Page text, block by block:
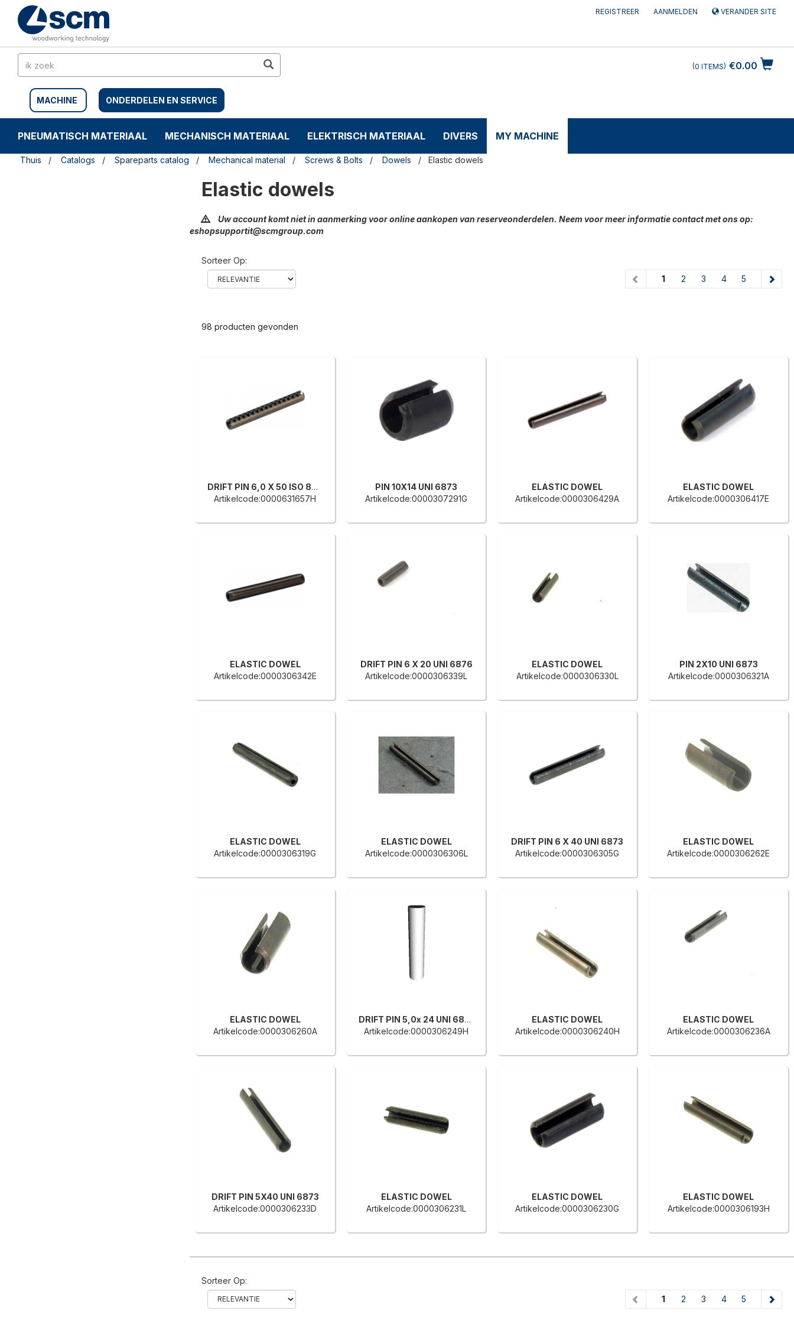
Doorgaan
artikel
navigatiemenu
REGISTREER AANMELDEN VERANDER SITE
MACHINE ONDERDELEN EN SERVICE
€0.00
0 ITEMS
PNEUMATISCH MATERIAAL MECHANISCH MATERIAAL ELEKTRISCH MATERIAAL DIVERS MY MACHINE
Thuis Catalogs Spareparts catalog Mechanical material Screws & Bolts Dowels Elastic dowels
Elastic dowels
Uw account komt niet in aanmerking voor online aankopen van reserveonderdelen. Neem voor meer informatie contact met ons op:
eshopsupportit@scmgroup.com
Sorteer Op:
1 (current)
2 3 4 5
98 producten gevonden
DRIFT PIN 6,0 X 50 ISO 8752
Artikelcode:0000631657H
PIN 10X14 UNI 6873
Artikelcode:0000307291G
ELASTIC DOWEL
Artikelcode:0000306429A
ELASTIC DOWEL
Artikelcode:0000306417E
ELASTIC DOWEL
Artikelcode:0000306342E
DRIFT PIN 6 X 20 UNI 6876
Artikelcode:0000306339L
ELASTIC DOWEL
Artikelcode:0000306330L
PIN 2X10 UNI 6873
Artikelcode:0000306321A
ELASTIC DOWEL
Artikelcode:0000306319G
ELASTIC DOWEL
Artikelcode:0000306306L
DRIFT PIN 6 X 40 UNI 6873
Artikelcode:0000306305G
ELASTIC DOWEL
Artikelcode:0000306262E
ELASTIC DOWEL
Artikelcode:0000306260A
DRIFT PIN 5,0x 24 UNI 6873
Artikelcode:0000306249H
ELASTIC DOWEL
Artikelcode:0000306240H
ELASTIC DOWEL
Artikelcode:0000306236A
DRIFT PIN 5X40 UNI 6873
Artikelcode:0000306233D
ELASTIC DOWEL
Artikelcode:0000306231L
ELASTIC DOWEL
Artikelcode:0000306230G
ELASTIC DOWEL
Artikelcode:0000306193H
Sorteer Op:
1 (current)
2 3 4 5